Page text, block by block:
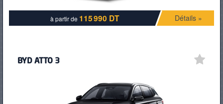
à partir de 115 990 DT Détails »
BYD ATTO 3